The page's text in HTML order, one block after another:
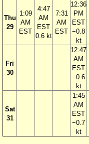
Thu
29
1:09
AM
EST
4:47
AM
EST
0.6 kt
7:31
AM
EST
12:36
PM
EST
−0.8
kt
Fri
30
12:47
AM
EST
−0.6
kt
Sat
31
1:45
AM
EST
−0.7
kt